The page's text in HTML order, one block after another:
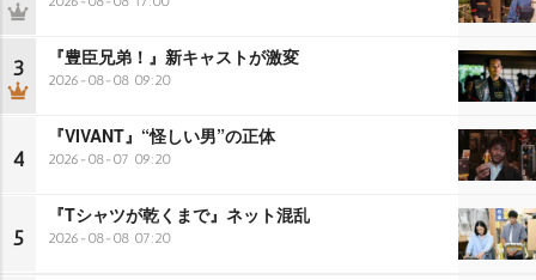
3 『豊臣兄弟！』新キャストが激変
2026-08-08 09:20
4
『VIVANT』“怪しい男”の正体
2026-08-07 09:20
5
『Tシャツが乾くまで』ネット混乱
2026-08-08 07:20